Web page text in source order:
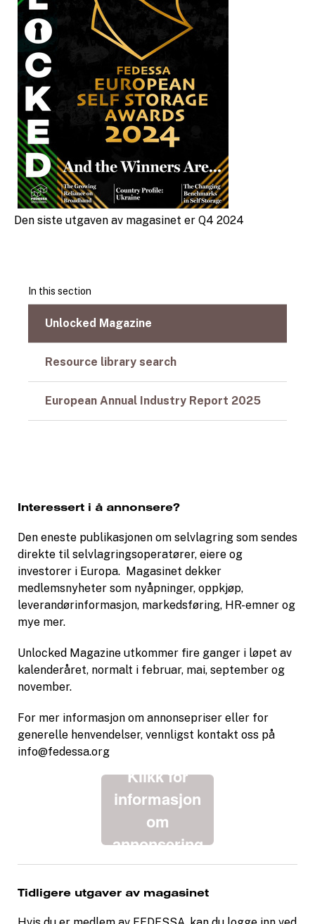
Den siste utgaven av magasinet er Q4 2024
In this section
Unlocked Magazine
Resource library search
European Annual Industry Report 2025
Interessert i å annonsere?
Den eneste publikasjonen om selvlagring som sendes
direkte til selvlagringsoperatører, eiere og
investorer i Europa. Magasinet dekker
medlemsnyheter som nyåpninger, oppkjøp,
leverandørinformasjon, markedsføring, HR-emner og
mye mer.
Unlocked Magazine utkommer fire ganger i løpet av
kalenderåret, normalt i februar, mai, september og
november.
For mer informasjon om annonsepriser eller for
generelle henvendelser, vennligst kontakt oss på
info@fedessa.org
Klikk for
informasjon
om
annonsering
Tidligere utgaver av magasinet